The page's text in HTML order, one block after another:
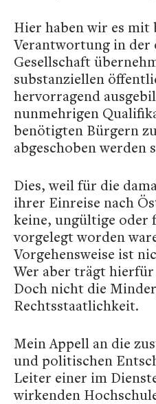
Hier haben wir es
Verantwortung in der
Gesellschaft
substanziellen
hervorragend
nunmehrigen
benötigten Bürgern
abgeschoben werden
Dies, weil für die
ihrer Einreise nach
keine, ungültige oder
vorgelegt worden
Vorgehensweise ist
Wer aber trägt
Doch nicht die
Rechtsstaatlichkeit.
Mein Appell an die
und politischen
Leiter einer im
wirkenden